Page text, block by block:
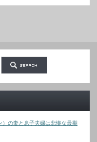
）の妻と息子夫婦は悲惨な最期